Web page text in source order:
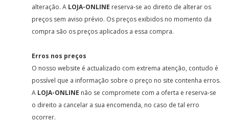
alteração. A LOJA-ONLINE reserva-se ao direito de alterar os
preços sem aviso prévio. Os preços exibidos no momento da
compra são os preços aplicados a essa compra.
Erros nos preços
O nosso website é actualizado com extrema atenção, contudo é
possível que a informação sobre o preço no site contenha erros.
A LOJA-ONLINE não se compromete com a oferta e reserva-se
o direito a cancelar a sua encomenda, no caso de tal erro
ocorrer.